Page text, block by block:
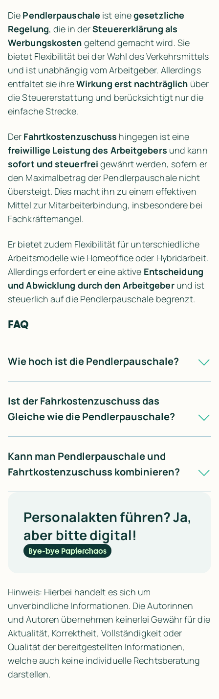
Die Pendlerpauschale ist eine gesetzliche
Regelung, die in der Steuererklärung als
Werbungskosten geltend gemacht wird. Sie
bietet Flexibilität bei der Wahl des Verkehrsmittels
und ist unabhängig vom Arbeitgeber. Allerdings
entfaltet sie ihre Wirkung erst nachträglich über
die Steuererstattung und berücksichtigt nur die
einfache Strecke.
Der Fahrtkostenzuschuss
freiwillige Leistung des Arbeitgebers
sofort und steuerfrei gewährt werden, sofern er
den Maximalbetrag der Pendlerpauschale nicht
übersteigt. Dies macht ihn zu einem effektiven
Mittel zur Mitarbeiterbindung, insbesondere bei
Fachkräftemangel.
Er bietet zudem Flexibilität für unterschiedliche
Arbeitsmodelle wie Homeoffice oder Hybridarbeit.
Allerdings erfordert er eine aktive Entscheidung
und Abwicklung durch den Arbeitgeber und ist
steuerlich auf die Pendlerpauschale begrenzt.
FAQ
Wie hoch ist die Pendlerpauschale?
der einfachen Strecke zwischen Wohnort und
Arbeitsstätte können vom ersten Kilometer an
0,38 € pro Kilometer angesetzt werden.
Ist der Fahrkostenzuschuss das
Gleiche wie die Pendlerpauschale?
freiwilliger Arbeitgeberzuschuss, während die
Pendlerpauschale eine steuerliche Entlastung
für Fahrtkosten ist.
Kann man Pendlerpauschale und
Fahrtkostenzuschuss kombinieren?
Arbeitnehmende die Pendlerpauschale in ihrer
Einkommenssteuererklärung geltend machen.
Personalakten führen? Ja,
aber bitte digital!
Bye-bye Papierchaos
Hinweis: Hierbei handelt es sich um
unverbindliche Informationen. Die Autorinnen
und Autoren übernehmen keinerlei Gewähr für die
Aktualität, Korrektheit, Vollständigkeit oder
Qualität der bereitgestellten Informationen,
welche auch keine individuelle Rechtsberatung
darstellen.